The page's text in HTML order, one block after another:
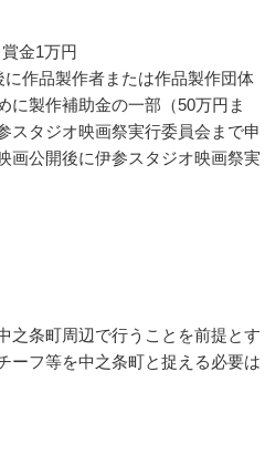
金1万円
作品製作者または作品製作団体
に製作補助金の一部（50万円ま
スタジオ映画祭実行委員会まで申
画公開後に伊参スタジオ映画祭実
之条町周辺で行うことを前提とす
ーフ等を中之条町と捉える必要は